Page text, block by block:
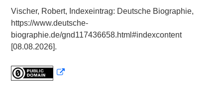
Vischer, Robert, Indexeintrag: Deutsche Biographie,
https://www.deutsche-
biographie.de/gnd117436658.html#indexcontent
[08.08.2026].